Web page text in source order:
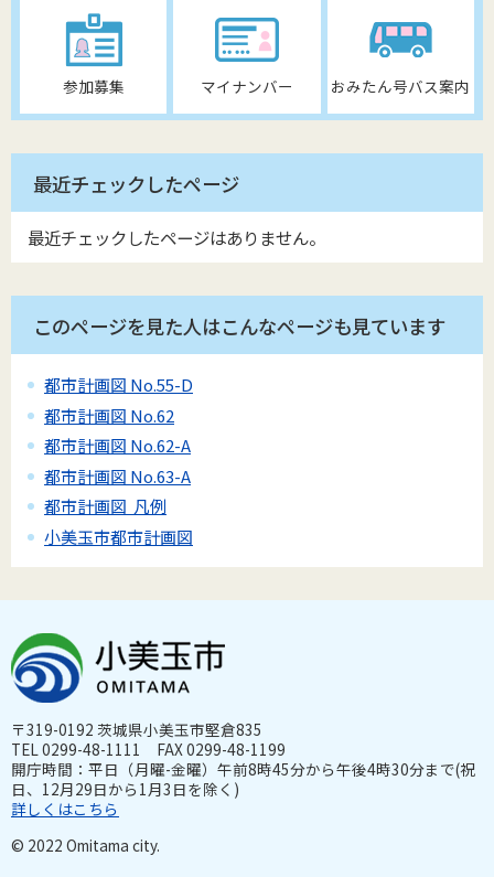
参加募集 マイナンバー おみたん号バス案内
最近チェックしたページ
最近チェックしたページはありません。
このページを見た人はこんなページも見ています
都市計画図 No.55-D
都市計画図 No.62
都市計画図 No.62-A
都市計画図 No.63-A
都市計画図 凡例
小美玉市都市計画図
〒319-0192 茨城県小美玉市堅倉835
TEL 0299-48-1111 FAX 0299-48-1199
開庁時間：平日（月曜-金曜）午前8時45分から午後4時30分まで(祝
日、12月29日から1月3日を除く)
詳しくはこちら
© 2022 Omitama city.